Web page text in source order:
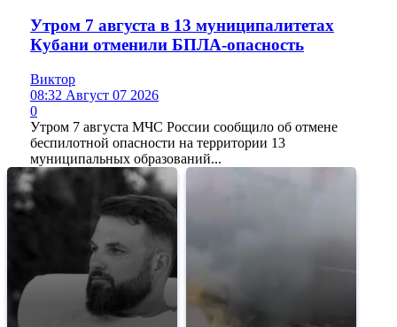
Утром 7 августа в 13 муниципалитетах
Кубани отменили БПЛА-опасность
Виктор
08:32 Август 07 2026
0
Утром 7 августа МЧС России сообщило об отмене
беспилотной опасности на территории 13
муниципальных образований...